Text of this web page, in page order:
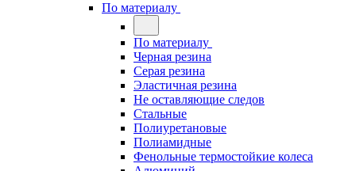
По материалу
По материалу
Черная резина
Серая резина
Эластичная резина
Не оставляющие следов
Стальные
Полиуретановые
Полиамидные
Фенольные термостойкие колеса